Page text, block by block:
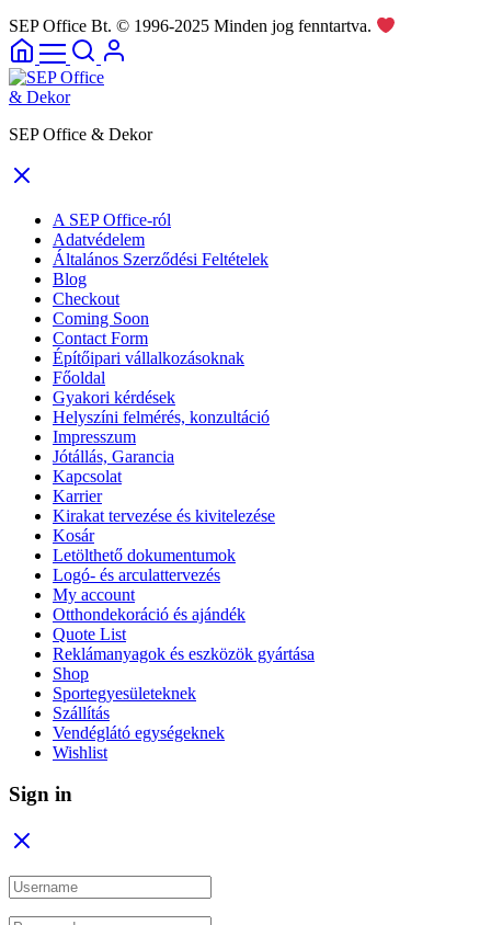
SEP Office Bt. © 1996-2025 Minden jog fenntartva.
SEP Office & Dekor
A SEP Office-ról
Adatvédelem
Általános Szerződési Feltételek
Blog
Checkout
Coming Soon
Contact Form
Építőipari vállalkozásoknak
Főoldal
Gyakori kérdések
Helyszíni felmérés, konzultáció
Impresszum
Jótállás, Garancia
Kapcsolat
Karrier
Kirakat tervezése és kivitelezése
Kosár
Letölthető dokumentumok
Logó- és arculattervezés
My account
Otthondekoráció és ajándék
Quote List
Reklámanyagok és eszközök gyártása
Shop
Sportegyesületeknek
Szállítás
Vendéglátó egységeknek
Wishlist
Sign in